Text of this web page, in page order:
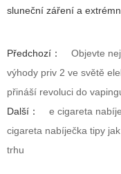
sluneční záření a
Předchozí：
Objevte
výhody priv 2 ve světě
přináší revoluci do
Další：
e cigareta
cigareta nabíječka tipy
trhu